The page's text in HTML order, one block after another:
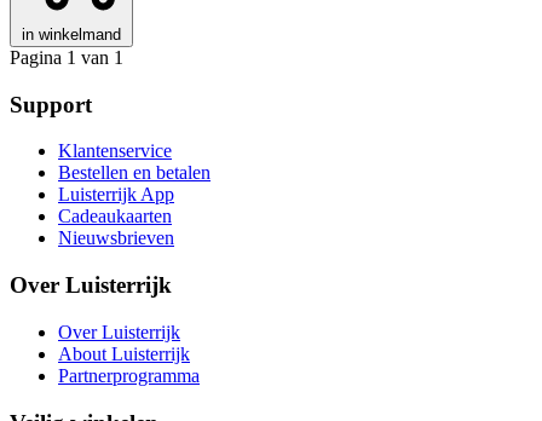
in winkelmand
Pagina 1 van 1
Support
Klantenservice
Bestellen en betalen
Luisterrijk App
Cadeaukaarten
Nieuwsbrieven
Over Luisterrijk
Over Luisterrijk
About Luisterrijk
Partnerprogramma